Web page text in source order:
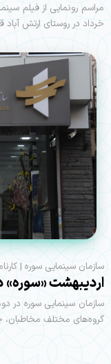
مراسم رونمایی از فیلم
خرداد در روستای ارتش
سازمان سینمایی سوره |
اردیبهشت «سوره» در بهار ۱۴۰۴
گروه‌‌های مختلف